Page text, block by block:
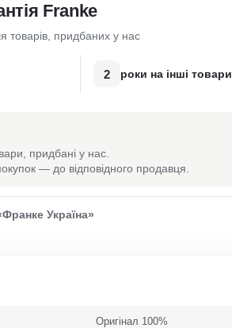
Franke
товарів, придбаних у нас
2 роки на інші товари
придбані у нас.
— до відповідного продавця.
Україна»
Оригінал 100%